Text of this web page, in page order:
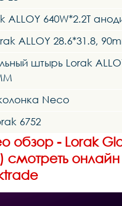
ALLOY 640W*2.2T
ALLOY 28.6*31.8,
штырь Lorak
Neco
6752
обзор - Lorak
смотреть